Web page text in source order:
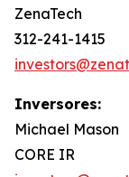
ZenaTech
312-241-1415
Inversores:
Michael Mason
CORE IR